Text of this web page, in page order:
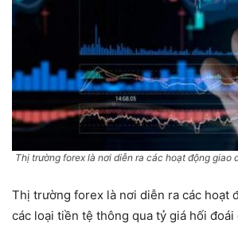
Thị trường forex là nơi diễn ra các hoạt động giao
Thị trường forex là nơi diễn ra các hoạt
các loại tiền tệ thông qua tỷ giá hối